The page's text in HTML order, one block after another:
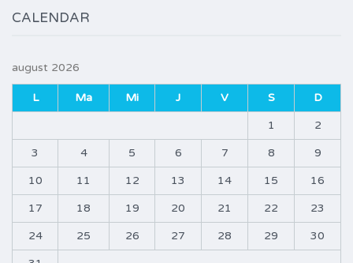
CALENDAR
august 2026
L Ma Mi J V S D
1 2
3 4 5 6 7 8 9
10 11 12 13 14 15 16
17 18 19 20 21 22 23
24 25 26 27 28 29 30